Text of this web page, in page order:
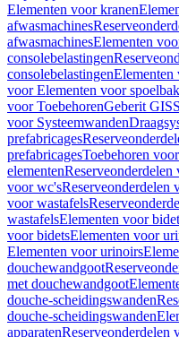
Elementen voor kranen
afwasmachines
afwasmachinesElementen
consolebelastingen
consolebelastingenElementen
voor Elementen voor
voor ToebehorenGeberit GIS
voor Systeemwanden
prefabricages
prefabricagesToebehoren
elementenReserveonderdelen
voor wc'sReserveonderdelen
voor wastafels
wastafelsElementen voor
voor bidetsElementen voor
Elementen voor urinoirs
douchewandgoot
met douchewandgoot
douche-scheidingswanden
douche-scheidingswanden
apparatenReserveonderdelen